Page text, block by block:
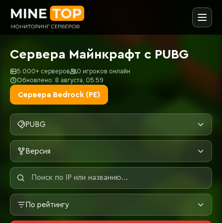
Сервера Майнкрафт с PUBG
5 000+ серверов
0 игроков онлайн
Обновлено: 8 августа, 05:59
Сервера Bedrock (PE)
PUBG
Версия
По рейтингу